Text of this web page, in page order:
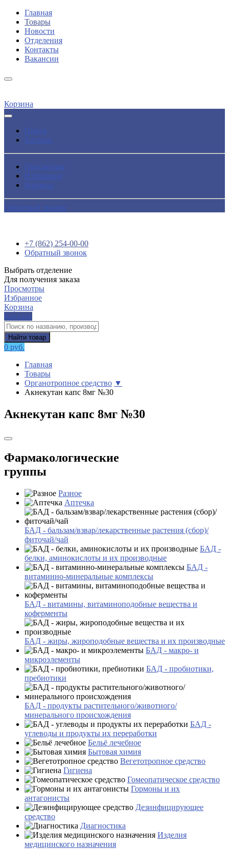
Главная
Товары
Новости
Отделения
Контакты
Вакансии
Корзина
Поиск
Каталог
Просмотры
Избранное
Корзина
Обратный звонок
+7 (862) 254-00-00
Обратный звонок
Выбрать отделение
Для получения заказа
Просмотры
Избранное
Корзина
Каталог
Найти товар
0 руб.
Главная
Товары
Органотропное средство ▼
Акнекутан капс 8мг №30
Акнекутан капс 8мг №30
Фармакологические
группы
Разное
Аптечка
БАД - бальзам/взвар/лекарственные растения (сбор)/
фиточай/чай
БАД -
белки, аминокислоты и их производные
БАД -
витаминно-минеральные комплексы
БАД - витамины, витаминоподобные вещества и
коферменты
БАД - жиры, жироподобные вещества и их производные
БАД - макро- и
микроэлементы
БАД - пробиотики,
пребиотики
БАД - продукты растительного/животного/
минерального происхождения
БАД -
углеводы и продукты их переработки
Бельё лечебное
Бытовая химия
Вегетотропное средство
Гигиена
Гомеопатическое средство
Гормоны и их
антагонисты
Дезинфицирующее
средство
Диагностика
Изделия
медицинского назначения